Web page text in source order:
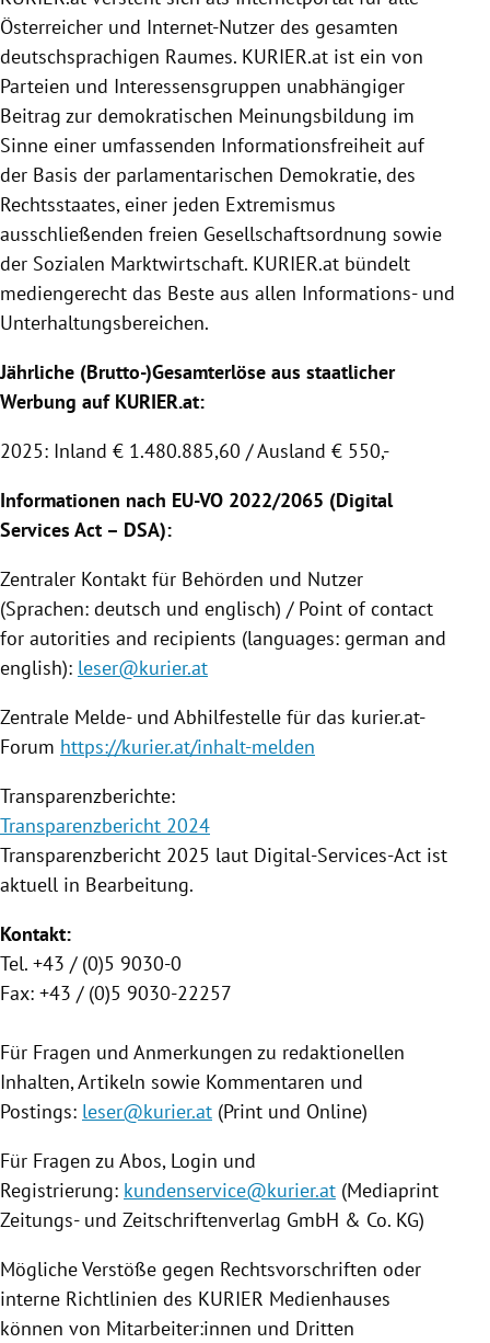
Österreicher und Internet-Nutzer des gesamten
deutschsprachigen Raumes. KURIER.at ist ein von
Parteien und Interessensgruppen unabhängiger
Beitrag zur demokratischen Meinungsbildung im
Sinne einer umfassenden Informationsfreiheit auf
der Basis der parlamentarischen Demokratie, des
Rechtsstaates, einer jeden Extremismus
ausschließenden freien Gesellschaftsordnung sowie
der Sozialen Marktwirtschaft. KURIER.at bündelt
mediengerecht das Beste aus allen Informations- und
Unterhaltungsbereichen.
Jährliche (Brutto-)Gesamterlöse aus staatlicher
Werbung auf KURIER.at:
2025: Inland € 1.480.885,60 / Ausland € 550,-
Informationen nach EU-VO 2022/2065 (Digital
Services Act – DSA):
Zentraler Kontakt für Behörden und Nutzer
(Sprachen: deutsch und englisch) / Point of contact
for autorities and recipients (languages: german and
english): leser@kurier.at
Zentrale Melde- und Abhilfestelle für das kurier.at-
Forum https://kurier.at/inhalt-melden
Transparenzberichte:
Transparenzbericht 2024
Transparenzbericht 2025 laut Digital-Services-Act ist
aktuell in Bearbeitung.
Kontakt:
Tel. +43 / (0)5 9030-0
Fax: +43 / (0)5 9030-22257
Für Fragen und Anmerkungen zu redaktionellen
Inhalten, Artikeln sowie Kommentaren und
Postings: leser@kurier.at (Print und Online)
Für Fragen zu Abos, Login und
Registrierung: kundenservice@kurier.at (Mediaprint
Zeitungs- und Zeitschriftenverlag GmbH & Co. KG)
Mögliche Verstöße gegen Rechtsvorschriften oder
interne Richtlinien des KURIER Medienhauses
können von Mitarbeiter:innen und Dritten